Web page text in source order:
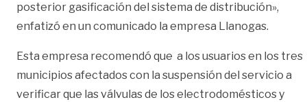
posterior gasificación del sistema de distribución»,
enfatizó en un comunicado la empresa Llanogas.
Esta empresa recomendó que a los usuarios en los tres
municipios afectados con la suspensión del servicio a
verificar que las válvulas de los electrodomésticos y